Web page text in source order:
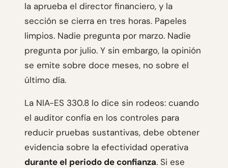
la aprueba el director financiero, y la
sección se cierra en tres horas. Papeles
limpios. Nadie pregunta por marzo. Nadie
pregunta por julio. Y sin embargo, la opinión
se emite sobre doce meses, no sobre el
último día.
La NIA-ES 330.8 lo dice sin rodeos: cuando
el auditor confía en los controles para
reducir pruebas sustantivas, debe obtener
evidencia sobre la efectividad operativa
durante el periodo de confianza. Si ese